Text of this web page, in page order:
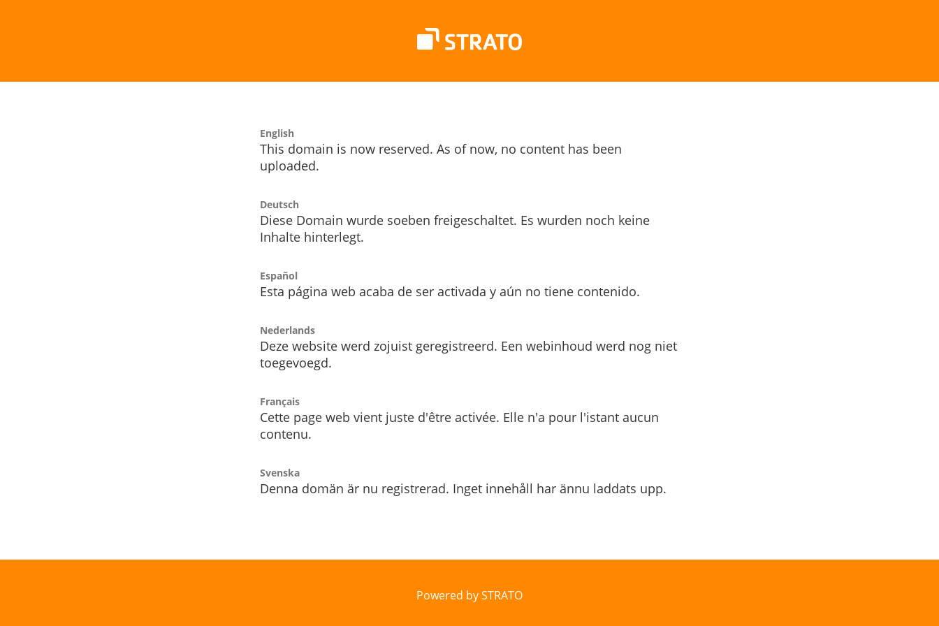
English
This domain is now reserved. As of now, no content has been
uploaded.
Deutsch
Diese Domain wurde soeben freigeschaltet. Es wurden noch keine
Inhalte hinterlegt.
Español
Esta página web acaba de ser activada y aún no tiene contenido.
Nederlands
Deze website werd zojuist geregistreerd. Een webinhoud werd nog niet
toegevoegd.
Français
Cette page web vient juste d'être activée. Elle n'a pour l'istant aucun
contenu.
Svenska
Denna domän är nu registrerad. Inget innehåll har ännu laddats upp.
Powered by STRATO